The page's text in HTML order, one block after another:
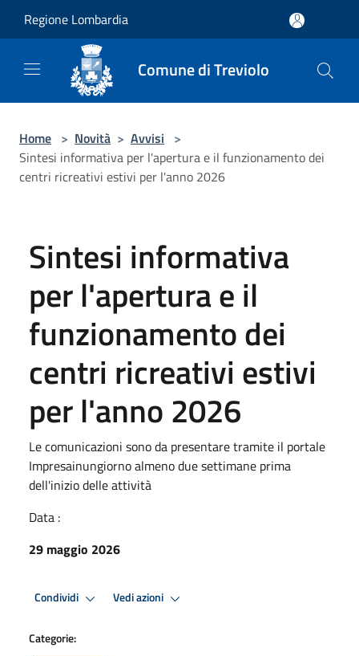
Regione Lombardia
Comune di Treviolo
Home > Novità > Avvisi >
Sintesi informativa per l'apertura e il funzionamento dei
centri ricreativi estivi per l'anno 2026
Sintesi informativa
per l'apertura e il
funzionamento dei
centri ricreativi estivi
per l'anno 2026
Le comunicazioni sono da presentare tramite il portale
Impresainungiorno almeno due settimane prima
dell'inizio delle attività
Data :
29 maggio 2026
Condividi Vedi azioni
Categorie: